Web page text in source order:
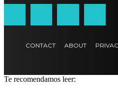
CONTACT ABOUT
Te recomendamos leer: